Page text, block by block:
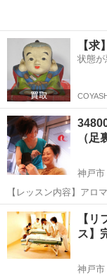
【求
状態が
（
神戸市
【レッスン内容】アロ
メントします。DVDを
ョートコースは、片足
の技術を習得します。
兵庫 神戸市 リ
【
ス】
神戸市